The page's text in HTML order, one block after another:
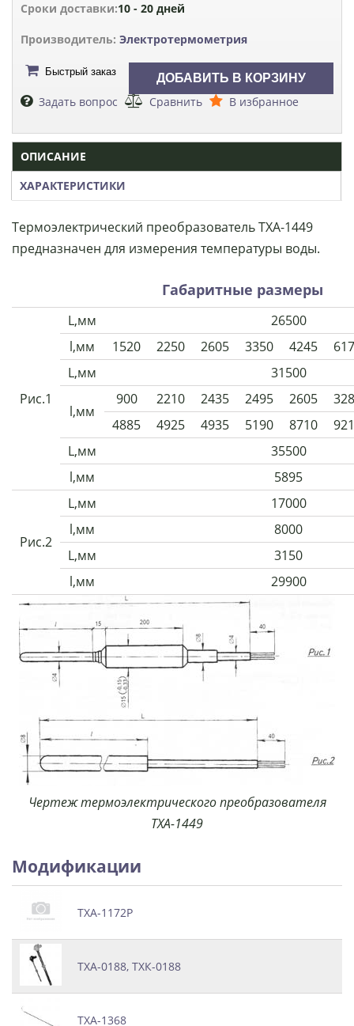
Сроки доставки:10 - 20 дней
Производитель: Электротермометрия
Быстрый заказ
Задать вопрос Сравнить В избранное
ОПИСАНИЕ
ХАРАКТЕРИСТИКИ
Термоэлектрический преобразователь ТХА-1449
предназначен для измерения температуры воды.
Габаритные размеры
Рис.1
L,мм
26500
l,мм
1520 2250 2605 3350 4245
L,мм
31500
l,мм
900 2210 2435 2495 2605
4885
4925 4935 5190 8710
L,мм
35500
l,мм
5895
Рис.2
L,мм
17000
l,мм
8000
L,мм
3150
l,мм
29900
Чертеж термоэлектрического преобразователя
ТХА-1449
Модификации
ТХА-1172Р
ТХА-0188, ТХК-0188
ТХА-1368